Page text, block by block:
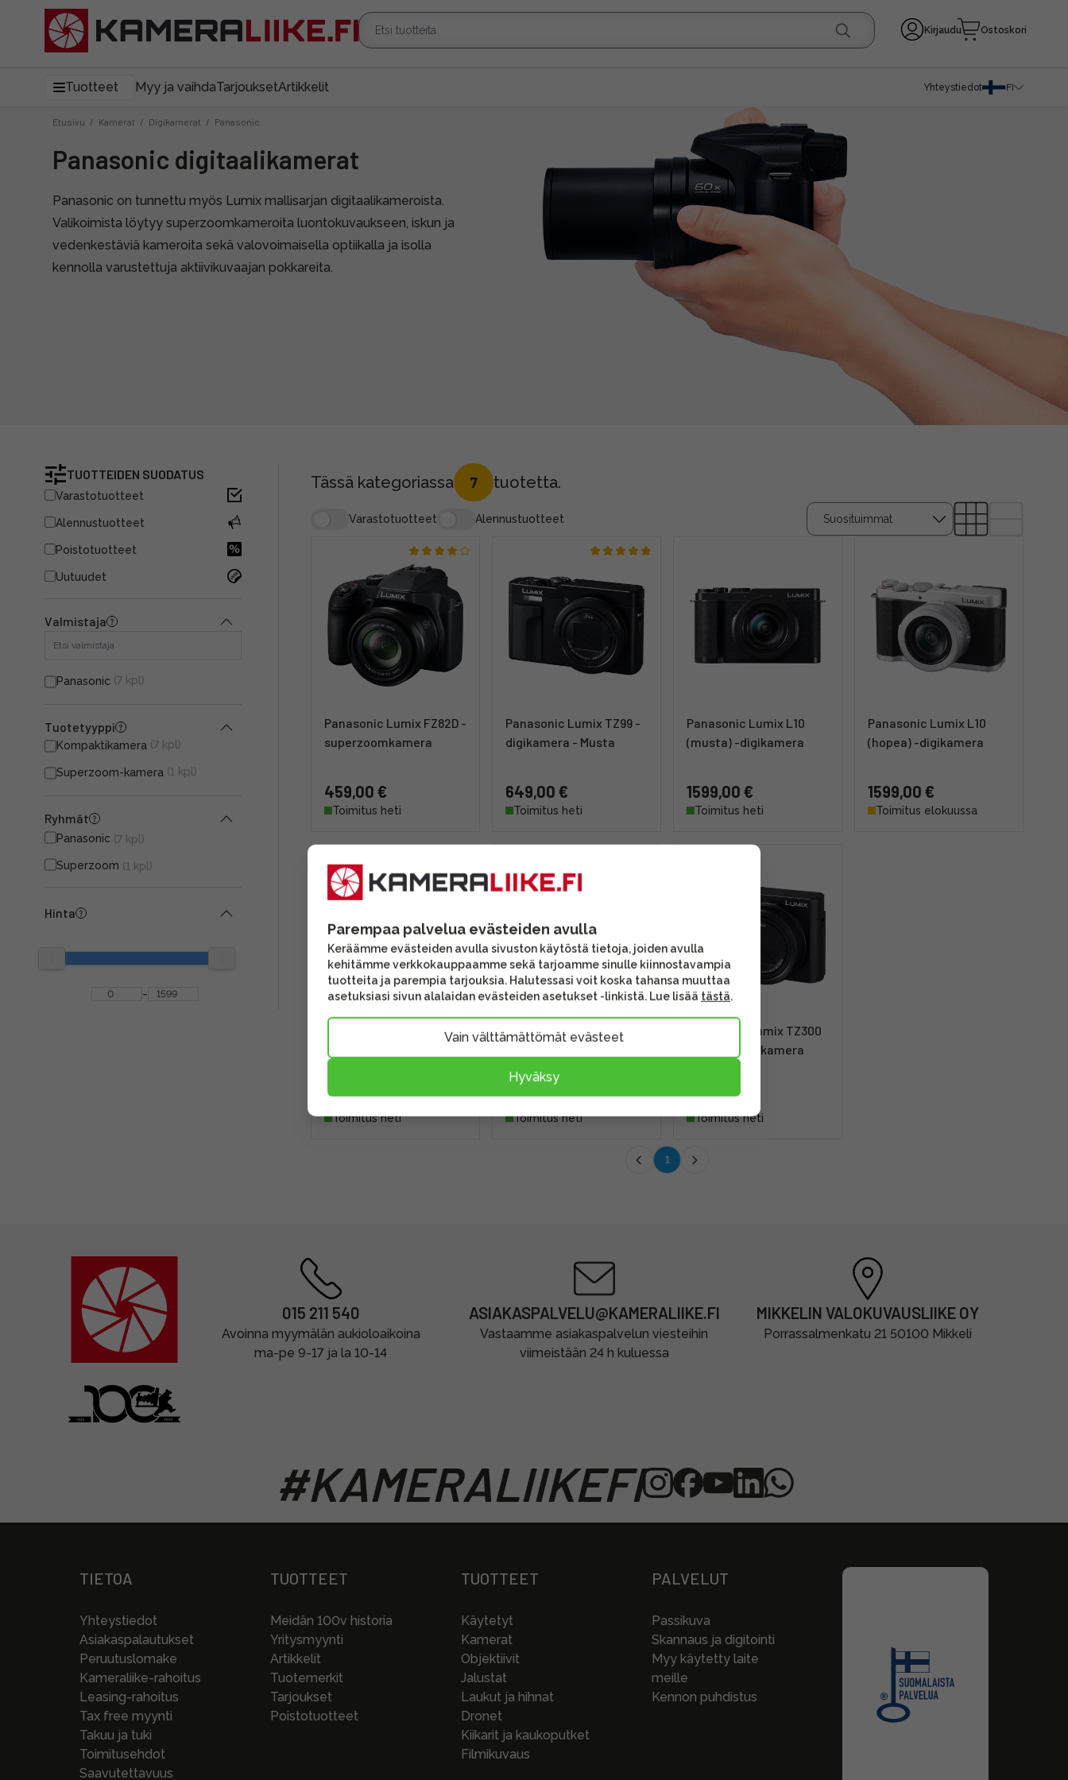
Kirjaudu Ostoskori
Tuotteet Myy ja vaihdaTarjouksetArtikkelit Yhteystiedot FI
Etusivu / Kamerat / Digikamerat / Panasonic
Panasonic digitaalikamerat
Panasonic on tunnettu myös Lumix mallisarjan digitaalikameroista.
Valikoimista löytyy superzoomkameroita luontokuvaukseen, iskun ja
vedenkestäviä kameroita sekä valovoimaisella optiikalla ja isolla
kennolla varustettuja aktiivikuvaajan pokkareita.
TUOTTEIDEN SUODATUS
Varastotuotteet
Alennustuotteet
Poistotuotteet
Uutuudet
Valmistaja
Panasonic (7 kpl)
Tuotetyyppi
Kompaktikamera (7 kpl)
Superzoom-kamera (1 kpl)
Ryhmät
Panasonic (7 kpl)
Superzoom (1 kpl)
Hinta
-
Tässä kategoriassa 7 tuotetta.
Varastotuotteet Alennustuotteet
Panasonic Lumix FZ82D -
superzoomkamera
459,00 €
Toimitus heti
Panasonic Lumix TZ99 -
digikamera - Musta
649,00 €
Toimitus heti
Panasonic Lumix L10
(musta) -digikamera
1599,00 €
Toimitus heti
Panasonic Lumix L10
(hopea) -digikamera
1599,00 €
Toimitus elokuussa
Panasonic Lumix TZ300
1049,00 €
Toimitus heti
Panasonic Lumix TZ99 -
649,00 €
Toimitus heti
Panasonic Lumix TZ300
(musta) -digikamera
1049,00 €
Toimitus heti
1
015 211 540
Avoinna myymälän aukioloaikoina
ma-pe 9-17 ja la 10-14
ASIAKASPALVELU@KAMERALIIKE.FI
Vastaamme asiakaspalvelun viesteihin
viimeistään 24 h kuluessa
MIKKELIN VALOKUVAUSLIIKE OY
Porrassalmenkatu 21 50100 Mikkeli
#KAMERALIIKEFI
TIETOA
Yhteystiedot
Asiakaspalautukset
Peruutuslomake
Kameraliike-rahoitus
Leasing-rahoitus
Tax free myynti
Takuu ja tuki
Toimitusehdot
Saavutettavuus
TUOTTEET
Meidän 100v historia
Yritysmyynti
Artikkelit
Tuotemerkit
Tarjoukset
Poistotuotteet
TUOTTEET
Käytetyt
Kamerat
Objektiivit
Jalustat
Laukut ja hihnat
Dronet
Kiikarit ja kaukoputket
Filmikuvaus
PALVELUT
Passikuva
Skannaus ja digitointi
Myy käytetty laite
meille
Kennon puhdistus
Parempaa palvelua evästeiden avulla
Keräämme evästeiden avulla sivuston käytöstä tietoja, joiden avulla
kehitämme verkkokauppaamme sekä tarjoamme sinulle kiinnostavampia
tuotteita ja parempia tarjouksia. Halutessasi voit koska tahansa muuttaa
asetuksiasi sivun alalaidan evästeiden asetukset -linkistä. Lue lisää tästä.
Vain välttämättömät evästeet
Hyväksy